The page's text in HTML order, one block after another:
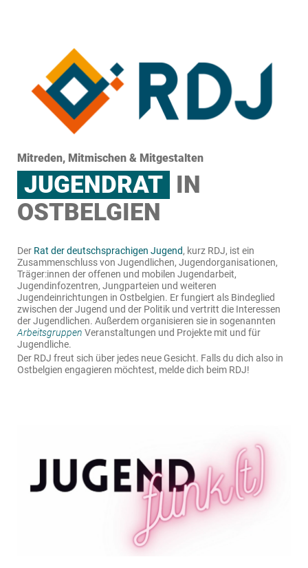
Mitreden, Mitmischen & Mitgestalten
JUGENDRAT IN
OSTBELGIEN
Der Rat der deutschsprachigen Jugend, kurz RDJ, ist ein
Zusammenschluss von Jugendlichen, Jugendorganisationen,
Träger:innen der offenen und mobilen Jugendarbeit,
Jugendinfozentren, Jungparteien und weiteren
Jugendeinrichtungen in Ostbelgien. Er fungiert als Bindeglied
zwischen der Jugend und der Politik und vertritt die Interessen
der Jugendlichen. Außerdem organisieren sie in sogenannten
Arbeitsgruppen Veranstaltungen und Projekte mit und für
Jugendliche.
Der RDJ freut sich über jedes neue Gesicht. Falls du dich also in
Ostbelgien engagieren möchtest, melde dich beim RDJ!